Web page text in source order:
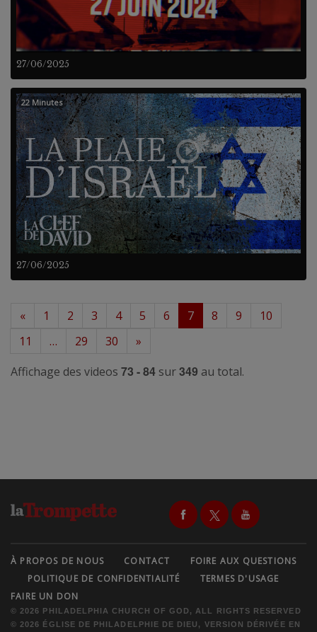
27/06/2025
27/06/2025
22 Minutes
« 1 2 3 4 5 6 7 8 9
10
11
… 29 30
»
Affichage des videos 73 - 84 sur349 au total.
À PROPOS DE NOUS CONTACT
FOIRE AUX QUESTIONS
POLITIQUE DE CONFIDENTIALITÉ
TERMES D'USAGE
FAIRE UN DON
© 2026 PHILADELPHIA CHURCH OF GOD, ALL RIGHTS RESERVED
© 2026 ÉGLISE DE PHILADELPHIE DE DIEU, VERSION DÉRIVÉE EN